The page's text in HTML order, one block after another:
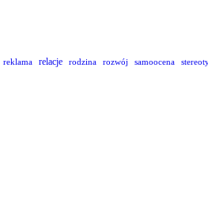
reklama relacje rodzina rozwój samoocena